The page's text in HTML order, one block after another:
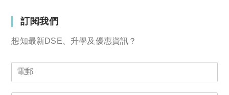
訂閱我們
想知最新DSE、升學及優惠資訊？